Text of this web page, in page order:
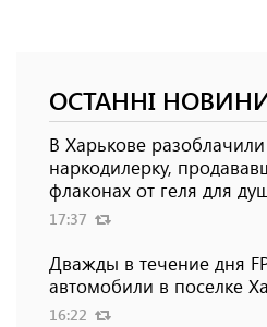
ОСТАННІ
В Харькове
наркодилерку,
флаконах от геля для
17:37
Дважды в течение дня
автомобили в поселке
16:22